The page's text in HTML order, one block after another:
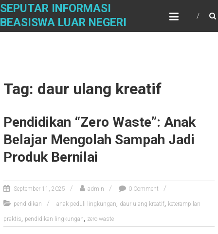
Skip
content
SEPUTAR INFORMASI
BEASISWA LUAR NEGERI
Tag: daur ulang kreatif
Pendidikan “Zero Waste”: Anak
Belajar Mengolah Sampah Jadi
Produk Bernilai
September 11, 2025 admin 0 Comment
pendidikan anak peduli lingkungan, daur ulang kreatif, keterampilan
praktis, pendidikan lingkungan, zero waste